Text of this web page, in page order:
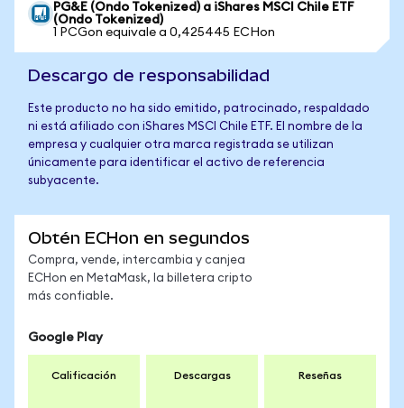
PG&E (Ondo Tokenized) a iShares MSCI Chile ETF
(Ondo Tokenized)
1 PCGon equivale a 0,425445 ECHon
Descargo de responsabilidad
Este producto no ha sido emitido, patrocinado, respaldado
ni está afiliado con iShares MSCI Chile ETF. El nombre de la
empresa y cualquier otra marca registrada se utilizan
únicamente para identificar el activo de referencia
subyacente.
Obtén ECHon en segundos
Compra, vende, intercambia y canjea
ECHon en MetaMask, la billetera cripto
más confiable.
Google Play
Calificación Descargas Reseñas